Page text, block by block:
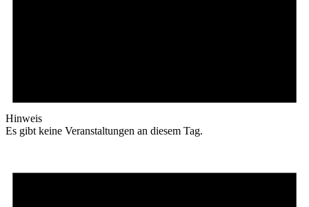
Hinweis
Es gibt keine Veranstaltungen an diesem Tag.